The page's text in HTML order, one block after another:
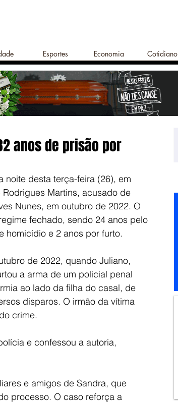
Esportes Economia Cotidiano
anos de prisão por
noite desta terça-feira (26), em
Martins, acusado de
Nunes, em outubro de 2022. O
fechado, sendo 24 anos pelo
homicídio e 2 anos por furto.
de 2022, quando Juliano,
a arma de um policial penal
ao lado da filha do casal, de
disparos. O irmão da vítima
crime.
e confessou a autoria,
e amigos de Sandra, que
processo. O caso reforça a